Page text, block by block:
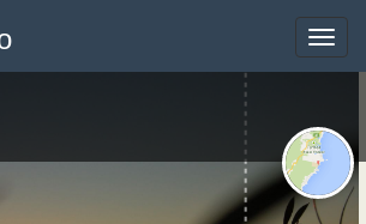
Toggle
Toggle